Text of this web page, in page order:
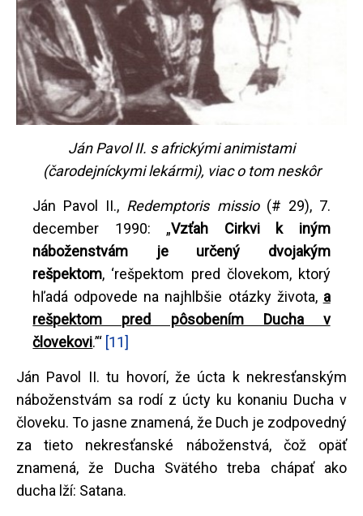
Ján Pavol II. s africkými animistami
(čarodejníckymi lekármi), viac o tom neskôr
Ján Pavol II., Redemptoris missio (# 29), 7.
december 1990: „Vzťah Cirkvi k iným
náboženstvám je určený dvojakým
rešpektom, ‘rešpektom pred človekom, ktorý
hľadá odpovede na najhlbšie otázky života, a
rešpektom pred pôsobením Ducha v
človekovi.’“ [11]
Ján Pavol II. tu hovorí, že úcta k nekresťanským
náboženstvám sa rodí z úcty ku konaniu Ducha v
človeku. To jasne znamená, že Duch je zodpovedný
za tieto nekresťanské náboženstvá, čož opäť
znamená, že Ducha Svätého treba chápať ako
ducha lží: Satana.